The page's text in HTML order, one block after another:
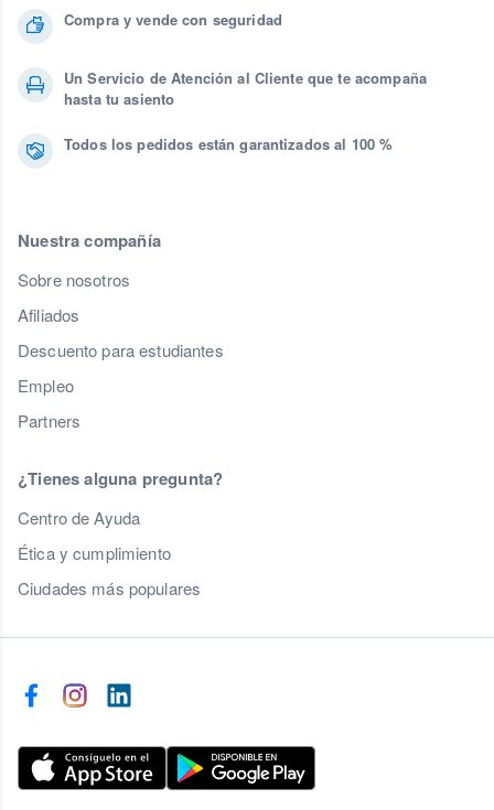
Compra y vende con seguridad
Un Servicio de Atención al Cliente que te acompaña
hasta tu asiento
Todos los pedidos están garantizados al 100 %
Nuestra compañía
Sobre nosotros
Afiliados
Descuento para estudiantes
Empleo
Partners
¿Tienes alguna pregunta?
Centro de Ayuda
Ética y cumplimiento
Ciudades más populares